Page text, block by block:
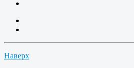
Наверх